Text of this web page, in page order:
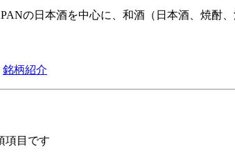
の日本酒を中心に、和酒（日本酒、焼
銘柄紹介
項目です